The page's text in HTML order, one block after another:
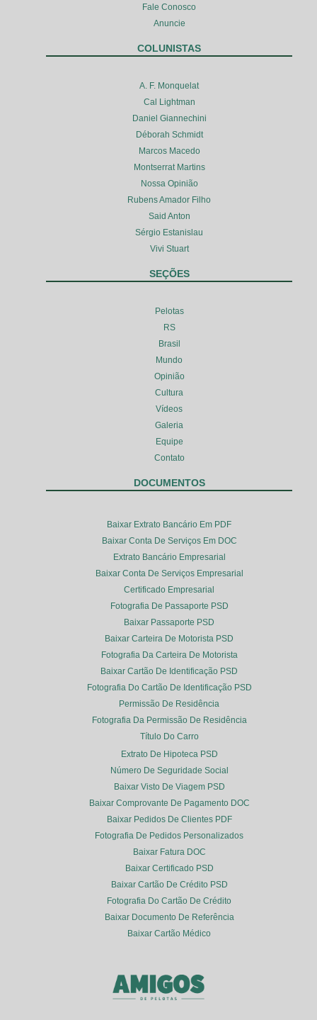
Fale Conosco
Anuncie
COLUNISTAS
A. F. Monquelat
Cal Lightman
Daniel Giannechini
Déborah Schmidt
Marcos Macedo
Montserrat Martins
Nossa Opinião
Rubens Amador Filho
Said Anton
Sérgio Estanislau
Vivi Stuart
SEÇÕES
Pelotas
RS
Brasil
Mundo
Opinião
Cultura
Vídeos
Galeria
Equipe
Contato
DOCUMENTOS
Baixar Extrato Bancário Em PDF
Baixar Conta De Serviços Em DOC
Extrato Bancário Empresarial
Baixar Conta De Serviços Empresarial
Certificado Empresarial
Fotografia De Passaporte PSD
Baixar Passaporte PSD
Baixar Carteira De Motorista PSD
Fotografia Da Carteira De Motorista
Baixar Cartão De Identificação PSD
Fotografia Do Cartão De Identificação PSD
Permissão De Residência
Fotografia Da Permissão De Residência
Título Do Carro
Extrato De Hipoteca PSD
Número De Seguridade Social
Baixar Visto De Viagem PSD
Baixar Comprovante De Pagamento DOC
Baixar Pedidos De Clientes PDF
Fotografia De Pedidos Personalizados
Baixar Fatura DOC
Baixar Certificado PSD
Baixar Cartão De Crédito PSD
Fotografia Do Cartão De Crédito
Baixar Documento De Referência
Baixar Cartão Médico